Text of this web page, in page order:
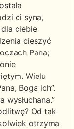
ci syna,
ciebie
cieszyć
Pana;
Wielu
Boga ich”.
wysłuchana.”
Od tak
otrzyma